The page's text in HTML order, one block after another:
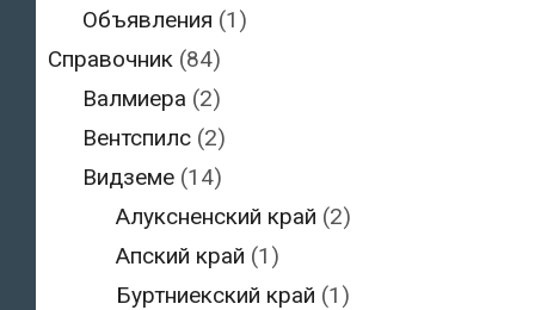
Объявления (1)
Справочник (84)
Валмиера (2)
Вентспилс(2)
Видземе(14)
Алуксненский край (2)
Апский край (1)
Буртниекский край (1)